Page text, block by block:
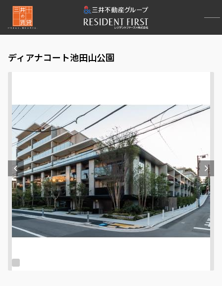
ディアナコート池田山公園